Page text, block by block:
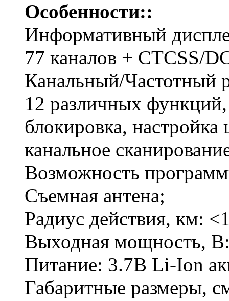
Особенности::
Информативный
77 каналов + CTCSS/
Канальный/Частотный
12 различных
блокировка, настройка
канальное
Возможность
Съемная антена;
Радиус действия, км:
Выходная мощность,
Питание: 3.7В Li-Ion
Габаритные размеры,